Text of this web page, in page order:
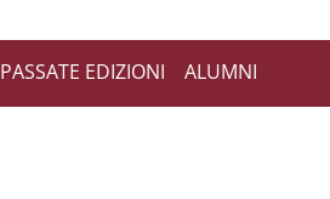
PASSATE EDIZIONI ALUMNI